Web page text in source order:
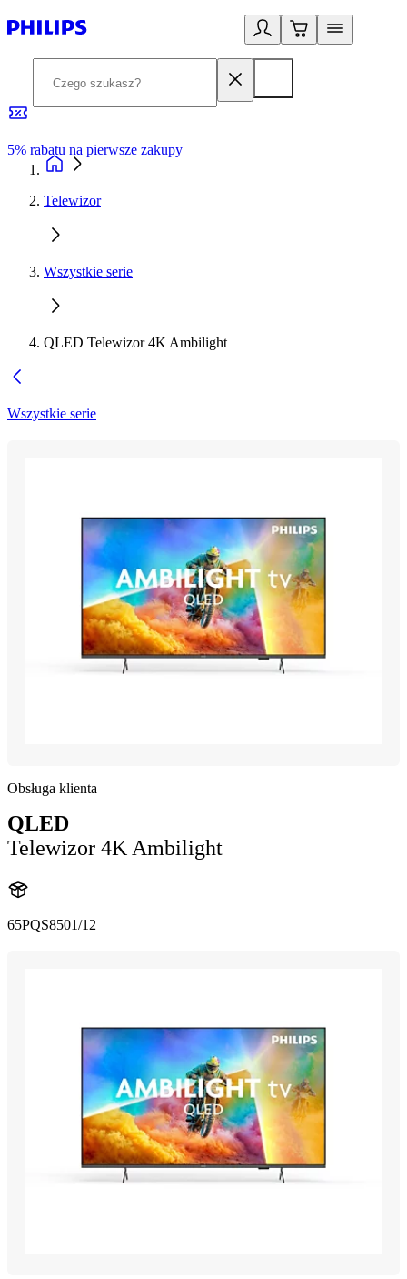
5% rabatu na pierwsze zakupy
Telewizor
Wszystkie serie
QLED Telewizor 4K Ambilight
Wszystkie serie
Obsługa klienta
QLED
Telewizor 4K Ambilight
65PQS8501/12